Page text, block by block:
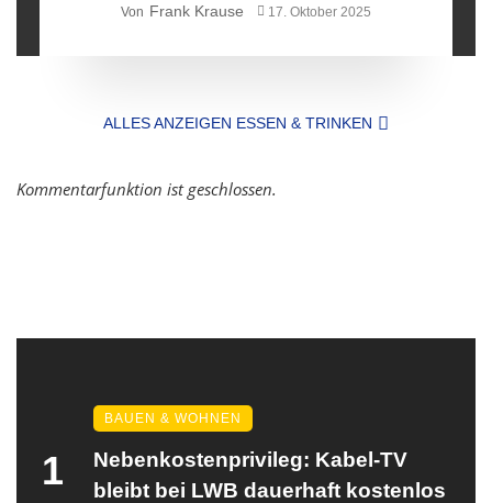
Von Frank Krause 17. Oktober 2025
ALLES ANZEIGEN ESSEN & TRINKEN
Kommentarfunktion ist geschlossen.
1
BAUEN & WOHNEN
Nebenkostenprivileg: Kabel-TV
bleibt bei LWB dauerhaft kostenlos